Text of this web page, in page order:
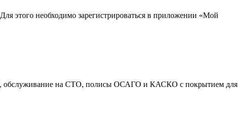
этого необходимо зарегистрироваться в приложении «Мой
обслуживание на СТО, полисы ОСАГО и КАСКО с покрытием для